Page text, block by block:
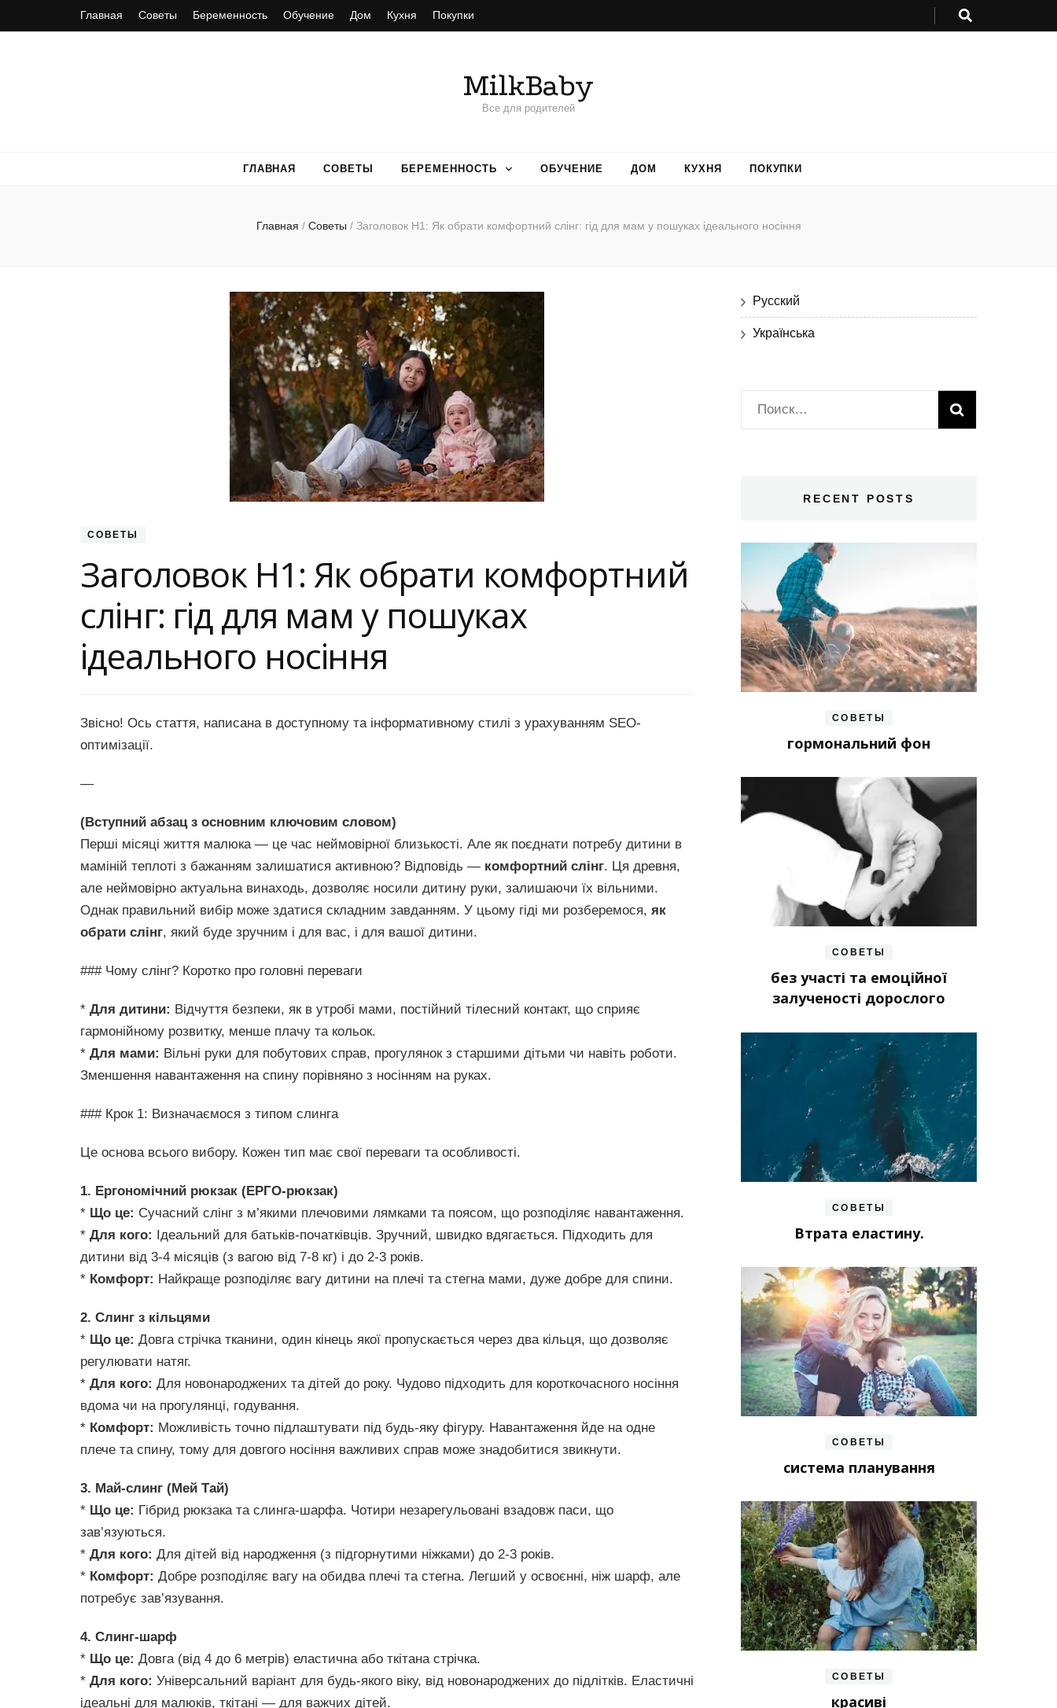
Главная Советы Беременность Обучение Дом Кухня Покупки
MilkBaby
Все для родителей
ГЛАВНАЯ СОВЕТЫ БЕРЕМЕННОСТЬ ОБУЧЕНИЕ ДОМ КУХНЯ ПОКУПКИ
Главная / Советы / Заголовок H1: Як обрати комфортний слінг: гід для мам у пошуках ідеального носіння
СОВЕТЫ
Заголовок H1: Як обрати комфортний
слінг: гід для мам у пошуках
ідеального носіння
Звісно! Ось стаття, написана в доступному та інформативному стилі з урахуванням SEO-
оптимізації.
—
(Вступний абзац з основним ключовим словом)
Перші місяці життя малюка — це час неймовірної близькості. Але як поєднати потребу дитини в
маміній теплоті з бажанням залишатися активною? Відповідь — комфортний слінг. Ця древня,
але неймовірно актуальна винаходь, дозволяє носили дитину руки, залишаючи їх вільними.
Однак правильний вибір може здатися складним завданням. У цьому гіді ми розберемося, як
обрати слінг, який буде зручним і для вас, і для вашої дитини.
### Чому слінг? Коротко про головні переваги
* Для дитини: Відчуття безпеки, як в утробі мами, постійний тілесний контакт, що сприяє
гармонійному розвитку, менше плачу та кольок.
* Для мами: Вільні руки для побутових справ, прогулянок з старшими дітьми чи навіть роботи.
Зменшення навантаження на спину порівняно з носінням на руках.
### Крок 1: Визначаємося з типом слинга
Це основа всього вибору. Кожен тип має свої переваги та особливості.
1. Ергономічний рюкзак (ЕРГО-рюкзак)
* Що це: Сучасний слінг з м’якими плечовими лямками та поясом, що розподіляє навантаження.
* Для кого: Ідеальний для батьків-початківців. Зручний, швидко вдягається. Підходить для
дитини від 3-4 місяців (з вагою від 7-8 кг) і до 2-3 років.
* Комфорт: Найкраще розподіляє вагу дитини на плечі та стегна мами, дуже добре для спини.
2. Слинг з кільцями
* Що це: Довга стрічка тканини, один кінець якої пропускається через два кільця, що дозволяє
регулювати натяг.
* Для кого: Для новонароджених та дітей до року. Чудово підходить для короткочасного носіння
вдома чи на прогулянці, годування.
* Комфорт: Можливість точно підлаштувати під будь-яку фігуру. Навантаження йде на одне
плече та спину, тому для довгого носіння важливих справ може знадобитися звикнути.
3. Май-слинг (Мей Тай)
* Що це: Гібрид рюкзака та слинга-шарфа. Чотири незарегульовані взадовж паси, що
зав’язуються.
* Для кого: Для дітей від народження (з підгорнутими ніжками) до 2-3 років.
* Комфорт: Добре розподіляє вагу на обидва плечі та стегна. Легший у освоєнні, ніж шарф, але
потребує зав’язування.
4. Слинг-шарф
* Що це: Довга (від 4 до 6 метрів) еластична або ткітана стрічка.
* Для кого: Універсальний варіант для будь-якого віку, від новонароджених до підлітків. Еластичні
ідеальні для малюків, ткітані — для важчих дітей.
Русский
Українська
Найти:
RECENT POSTS
СОВЕТЫ
гормональний фон
СОВЕТЫ
без участі та емоційної
залученості дорослого
СОВЕТЫ
Втрата еластину.
СОВЕТЫ
система планування
СОВЕТЫ
красиві